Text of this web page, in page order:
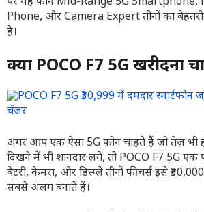
Phone, और Camera Expert तीनों का
है।
क्या POCO F7 5G खरीदना
अगर आप एक ऐसा 5G फोन चाहते हैं जो तेज़ भी
दिखने में भी शानदार लगे, तो POCO F7 5G
बैटरी, कैमरा, और डिस्प्ले तीनों फीचर्स इसे
सबसे अलग बनाते हैं।